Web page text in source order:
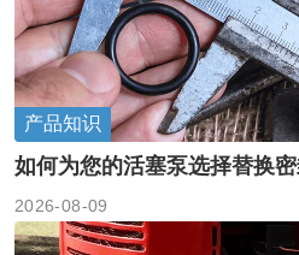
产品知识
如何为您的活塞泵选择替换密
2026-08-09